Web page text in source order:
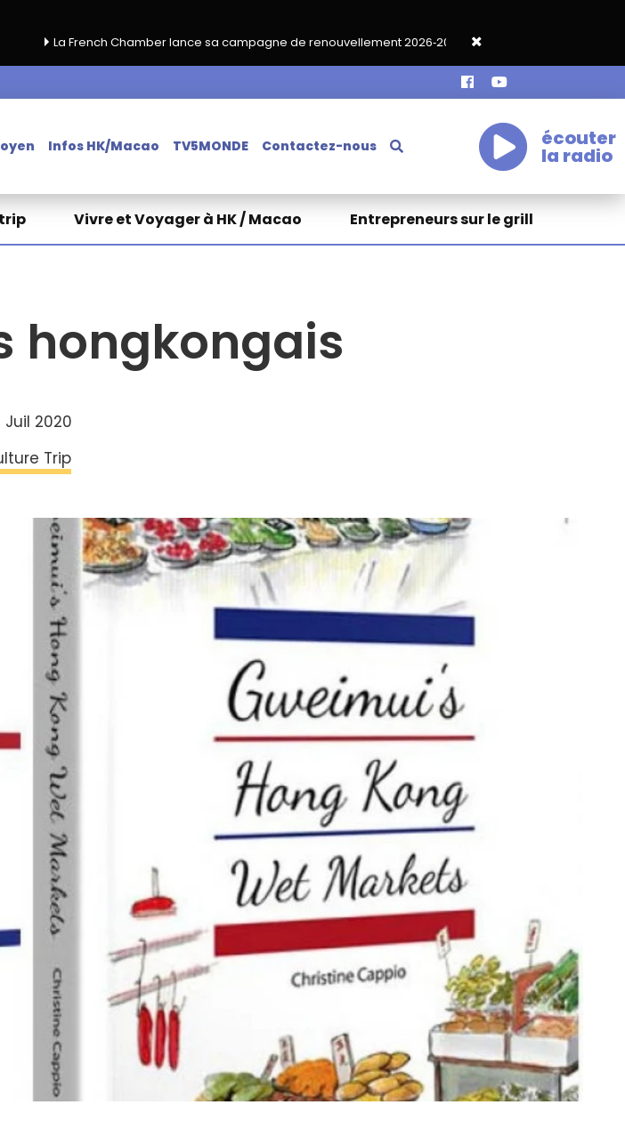
Chamber lance sa campagne de renouvellement 2026‑2027
Grand café de rentrée HKA le vendredi
Infos HK/Macao TV5MONDE Contactez-nous écouter
la radio
Vivre et Voyager à HK / Macao Entrepreneurs sur le grill
hongkongais
Juil 2020
Trip